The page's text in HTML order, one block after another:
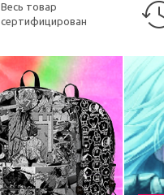
Весь товар
сертифицирован